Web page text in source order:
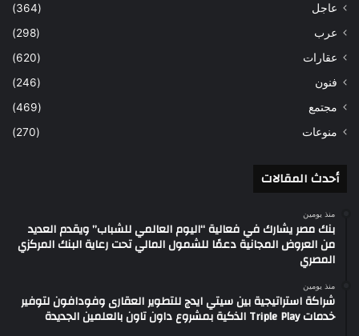
عاجل
(364)
عرب
(298)
عقارات
(620)
فنون
(246)
مجتمع
(469)
منوعات
(270)
أحدث المقالات
منذ يومين
بنك مصر يشارك في فعالية “اليوم العالمي للشباب” ويقدم العديد
من العروض المجانية دعمًا للشمول المالي تحت رعاية البنك المركزي
المصري
منذ يومين
شراكة استراتيجية بين سيتي ايدج للتطوير العقارى وفودافون لتوفير
خدمات Triple Play الذكية بمشروع داون تاون بالعلمين الجديدة